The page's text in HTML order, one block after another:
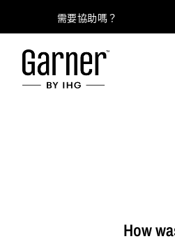
需要協助嗎？
How